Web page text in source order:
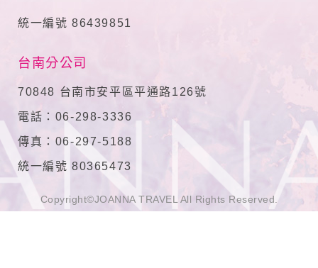
統一編號 86439851
台南分公司
70848 台南市安平區平通路126號
電話：06-298-3336
傳真：06-297-5188
統一編號 80365473
Copyright©JOANNA TRAVEL All Rights Reserved.